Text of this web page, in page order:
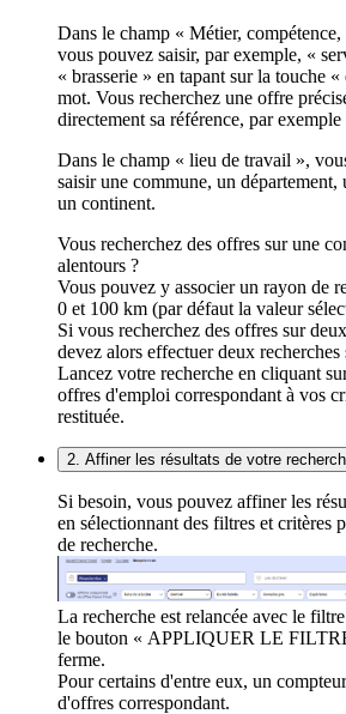
Dans le champ « Métier,
vous pouvez saisir, par exemple, «
« brasserie » en tapant sur la touche
mot. Vous recherchez une offre
directement sa référence, par
Dans le champ « lieu de travail »,
saisir une commune, un département,
un continent.
Vous recherchez des offres sur une
alentours ?
Vous pouvez y associer un rayon de
0 et 100 km (par défaut la valeur
Si vous recherchez des offres sur
devez alors effectuer deux recherches
Lancez votre recherche en cliquant
offres d'emploi correspondant à vos
restituée.
2. Affiner les résultats de votre
Si besoin, vous pouvez affiner les
en sélectionnant des filtres et critères
de recherche.
La recherche est relancée avec le
le bouton « APPLIQUER LE
ferme.
Pour certains d'entre eux, un
d'offres correspondant.